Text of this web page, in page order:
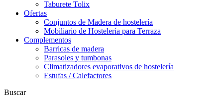
Taburete Tolix
Ofertas
Conjuntos de Madera de hostelería
Mobiliario de Hostelería para Terraza
Complementos
Barricas de madera
Parasoles y tumbonas
Climatizadores evaporativos de hostelería
Estufas / Calefactores
Buscar